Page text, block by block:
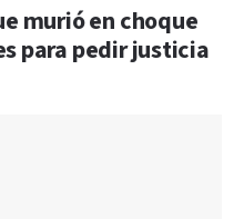
murió en choque
para pedir justicia